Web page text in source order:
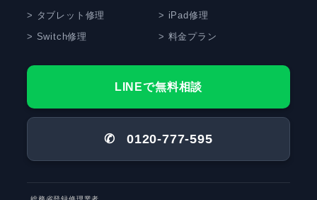
> タブレット修理
> iPad修理
> Switch修理
> 料金プラン
LINEで無料相談
✆ 0120-777-595